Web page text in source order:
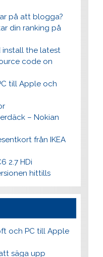
på att blogga?
din ranking på
the latest
code on
till Apple och
– Nokian
från IKEA
2.7 HDi
hittills
och PC till Apple
säga upp